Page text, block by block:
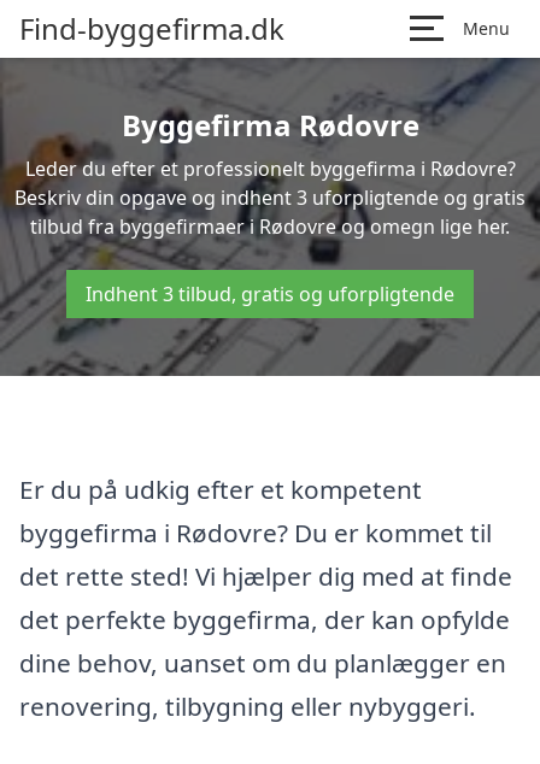
Find-byggefirma.dk Menu
Byggefirma Rødovre
Leder du efter et professionelt byggefirma i Rødovre?
Beskriv din opgave og indhent 3 uforpligtende og gratis
tilbud fra byggefirmaer i Rødovre og omegn lige her.
Indhent 3 tilbud, gratis og uforpligtende
Er du på udkig efter et kompetent
byggefirma i Rødovre? Du er kommet til
det rette sted! Vi hjælper dig med at finde
det perfekte byggefirma, der kan opfylde
dine behov, uanset om du planlægger en
renovering, tilbygning eller nybyggeri.